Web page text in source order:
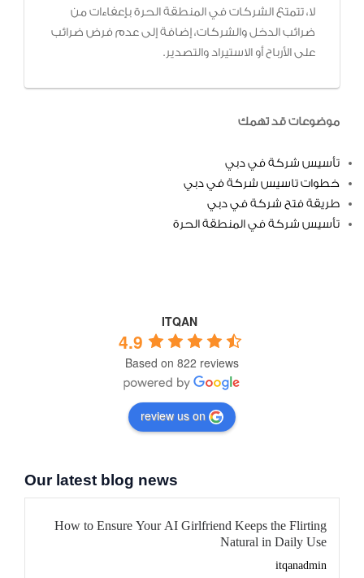
لا، تتمتع الشركات في المنطقة الحرة بإعفاءات من
ضرائب الدخل والشركات، إضافة إلى عدم فرض ضرائب
على الأرباح أو الاستيراد والتصدير.
موضوعات قد تهمك
تأسيس شركة في دبي
خطوات تاسيس شركة في دبي
طريقة فتح شركة في دبي
تأسيس شركة في المنطقة الحرة
ITQAN
4.9
Based on 822 reviews
review us on
Our latest blog news
How to Ensure Your AI Girlfriend Keeps the Flirting
Natural in Daily Use
itqanadmin